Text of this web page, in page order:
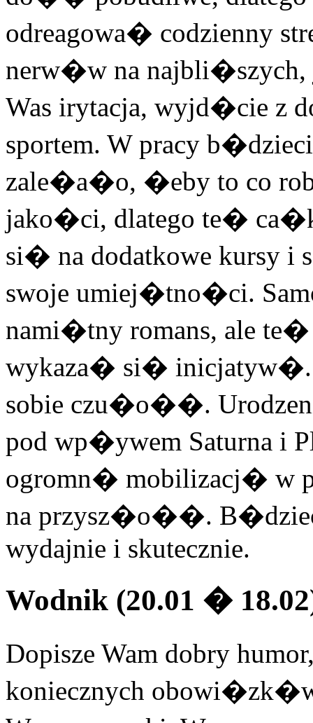
odreagowa� codzienny
nerw�w na
Was irytacja, wyjd�cie z
sportem. W pracy
zale�a�o, �eby to co
jako�ci, dlatego te�
si� na dodatkowe kursy
swoje umiej�tno�ci.
nami�tny romans, ale
wykaza� si� inicjatyw�.
sobie czu�o��.
pod wp�ywem Saturna i
ogromn� mobilizacj� w
na przysz�o��.
wydajnie i skutecznie.
Wodnik (20.01 �
Dopisze Wam dobry
koniecznych